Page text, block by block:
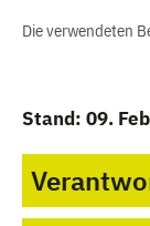
Die verwendeten
Stand: 09.